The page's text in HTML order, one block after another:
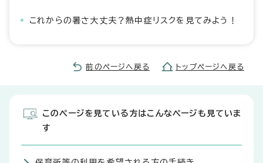
これからの暑さ大丈夫？熱中症リスクを見てみよう！
前のページへ戻る トップページへ戻る
このページを見ている方はこんなページも見ていま
す